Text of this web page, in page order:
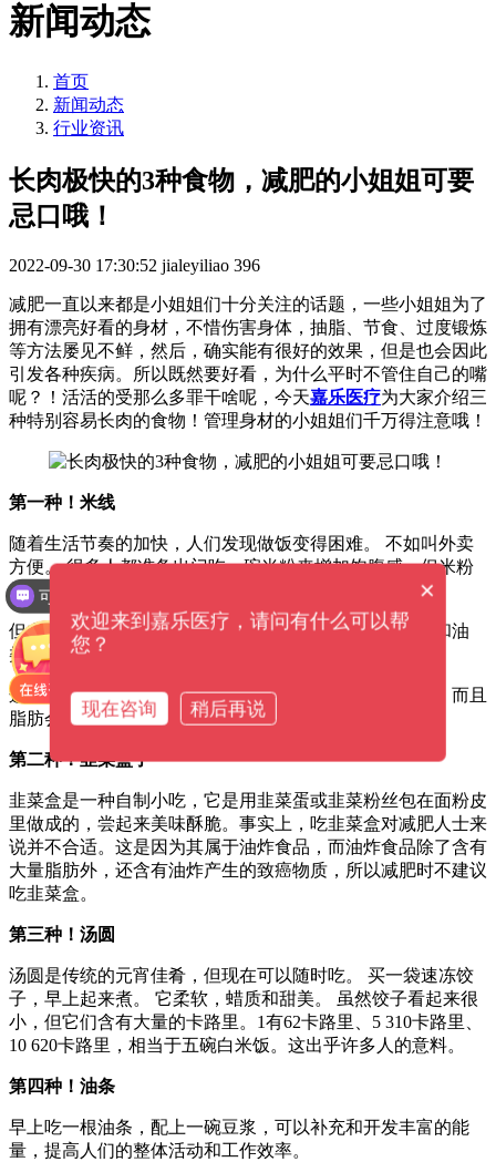
新闻动态
首页
新闻动态
行业资讯
长肉极快的3种食物，减肥的小姐姐可要
忌口哦！
2022-09-30 17:30:52 jialeyiliao 396
减肥一直以来都是小姐姐们十分关注的话题，一些小姐姐为了
拥有漂亮好看的身材，不惜伤害身体，抽脂、节食、过度锻炼
等方法屡见不鲜，然后，确实能有很好的效果，但是也会因此
引发各种疾病。所以既然要好看，为什么平时不管住自己的嘴
呢？！活活的受那么多罪干啥呢，今天嘉乐医疗为大家介绍三
种特别容易长肉的食物！管理身材的小姐姐们千万得注意哦！
第一种！米线
随着生活节奏的加快，人们发现做饭变得困难。 不如叫外卖
方便。 很多人都准备出门吃一碗米粉来增加饱腹感，但米粉
是一种容易发胖的食物。
但在制作米粉的过程中，不仅加入了淀粉、碳水化合物和油
类，还加入了大量的食用胶，使得米粉更有嚼劲。
这些食物在胃里积聚时间长，容易出现消化不良的症状，而且
脂肪会使身体发胖。 因此，不建议人们经常吃米粉。
第二种！韭菜盒子
韭菜盒是一种自制小吃，它是用韭菜蛋或韭菜粉丝包在面粉皮
里做成的，尝起来美味酥脆。事实上，吃韭菜盒对减肥人士来
说并不合适。这是因为其属于油炸食品，而油炸食品除了含有
大量脂肪外，还含有油炸产生的致癌物质，所以减肥时不建议
吃韭菜盒。
第三种！汤圆
汤圆是传统的元宵佳肴，但现在可以随时吃。 买一袋速冻饺
子，早上起来煮。 它柔软，蜡质和甜美。 虽然饺子看起来很
小，但它们含有大量的卡路里。1有62卡路里、5 310卡路里、
10 620卡路里，相当于五碗白米饭。这出乎许多人的意料。
第四种！油条
早上吃一根油条，配上一碗豆浆，可以补充和开发丰富的能
量，提高人们的整体活动和工作效率。
×
欢迎来到嘉乐医疗，请问有什么可以帮
您？
现在咨询 稍后再说